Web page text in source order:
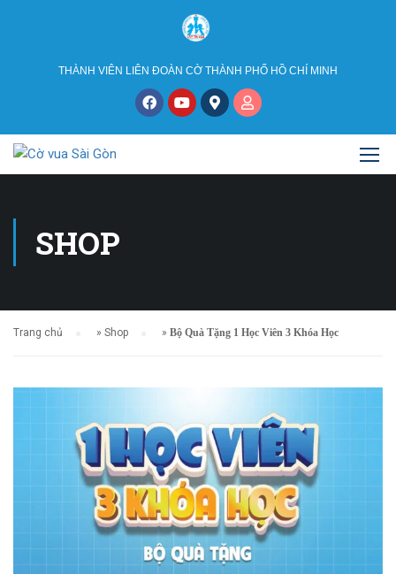
THÀNH VIÊN LIÊN ĐOÀN CỜ THÀNH PHỐ HỒ CHÍ MINH
SHOP
Trang chủ » Shop » Bộ Quà Tặng 1 Học Viên 3 Khóa Học